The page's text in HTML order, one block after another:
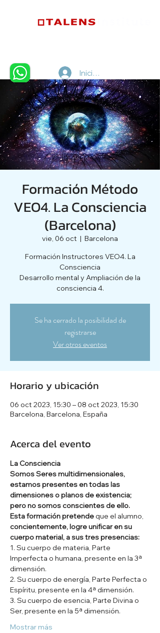
Iniciar sesión
Formación Método
VEO4. La Consciencia
(Barcelona)
vie, 06 oct
  |
Barcelona
Formación Instructores VEO4. La
Consciencia
Desarrollo mental y Ampliación de la
consciencia 4.
Se ha cerrado la posibilidad de
registrarse
Ver otros eventos
Horario y ubicación
06 oct 2023, 15:30 – 08 oct 2023, 15:30
Barcelona, Barcelona, España
Acerca del evento
La Consciencia
Somos Seres multidimensionales,
estamos presentes en todas las
dimensiones o planos de existencia;
pero no somos conscientes de ello.
Esta formación pretende que el alumno,
concientemente, logre unificar en su
cuerpo material, a sus tres presencias:
1. Su cuerpo de materia, Parte
Imperfecta o humana, presente en la 3ª
dimensión.
2. Su cuerpo de energía, Parte Perfecta o
Espíritu, presente en la 4ª dimensión.
3. Su cuerpo de esencia, Parte Divina o
Ser, presente en la 5ª dimensión.
Mostrar más